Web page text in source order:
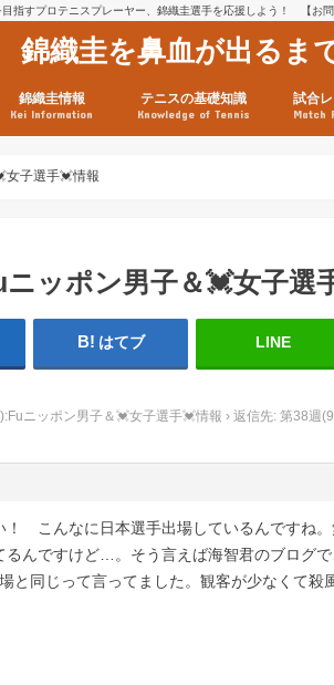
目指すプロテニスプレーヤー、錦織圭選手を応援しよう！ 【お
錦織圭を鼻血が出るま
錦織圭情報
Kei Information
日現在）
点）
テニスの基礎知識
Knowledge of Tennis
試合
Match
女子選手💓情報
ッポン男子＆💓女子選
はてブ LINE
ニッポン男子＆💓女子選手💓情報 › 返信先: 第38週
！ こんなに日本選手出場しているんですね。
るんですけど…。そう言えば海智君のブログ
と同じって言ってました。観客が少なくて